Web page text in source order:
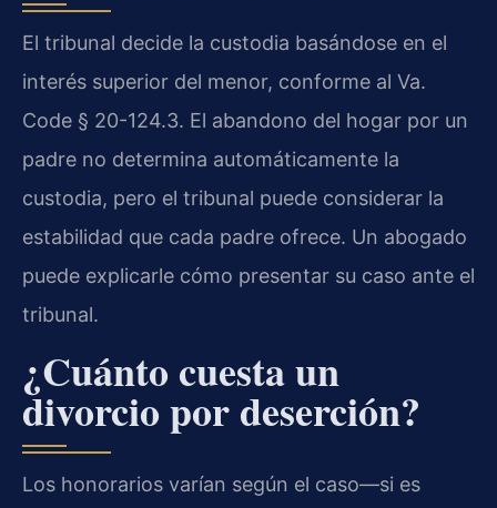
El tribunal decide la custodia basándose en el
interés superior del menor, conforme al Va.
Code § 20-124.3. El abandono del hogar por un
padre no determina automáticamente la
custodia, pero el tribunal puede considerar la
estabilidad que cada padre ofrece. Un abogado
puede explicarle cómo presentar su caso ante el
tribunal.
¿Cuánto cuesta un
divorcio por deserción?
Los honorarios varían según el caso—si es